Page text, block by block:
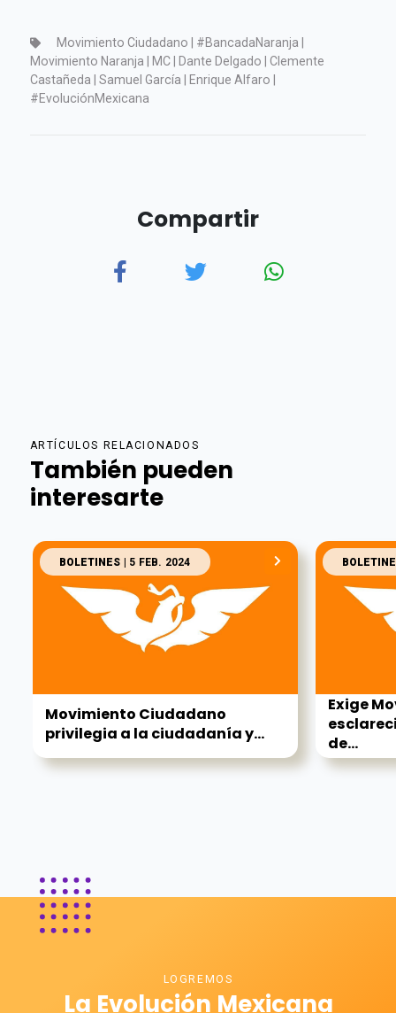
Movimiento Ciudadano | #BancadaNaranja |
Movimiento Naranja | MC | Dante Delgado | Clemente
Castañeda | Samuel García | Enrique Alfaro |
#EvoluciónMexicana
Compartir
ARTÍCULOS RELACIONADOS
También pueden
interesarte
BOLETINES | 5 FEB. 2024
Movimiento Ciudadano
privilegia a la ciudadanía y...
Exige
de...
LOGREMOS
La Evolución Mexicana